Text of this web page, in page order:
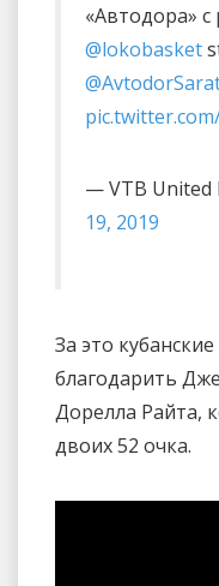
«Автодора»
@lokobasket
— VTB United
19, 2019
За это
благодарить
Дорелла Райта,
двоих 52 очка.